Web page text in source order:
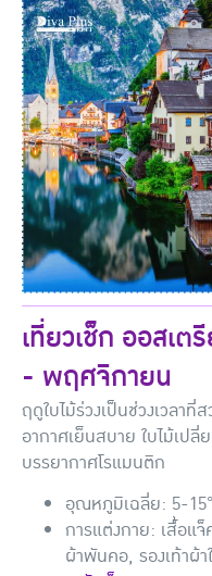
เที่ยวเช็ก ออสเ
- พฤศจิกายน
ฤดูใบไม้ร่วงเป็นช่วงเวลาที่
อากาศเย็นสบาย ใบไม้เป
บรรยากาศโรแมนติก
อุณหภูมิเฉลี่ย: 5-
การแต่งกาย: เสื้อแ
ผ้าพันคอ, รองเท้าผ้า